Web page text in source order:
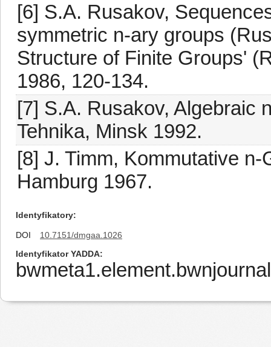
[6] S.A. Rusakov,
symmetric n-ary groups
Structure of Finite Groups'
1986, 120-134.
[7] S.A. Rusakov, Algebraic
Tehnika, Minsk 1992.
[8] J. Timm, Kommutative
Hamburg 1967.
Identyfikatory
DOI
10.7151/dmgaa.1026
Identyfikator YADDA